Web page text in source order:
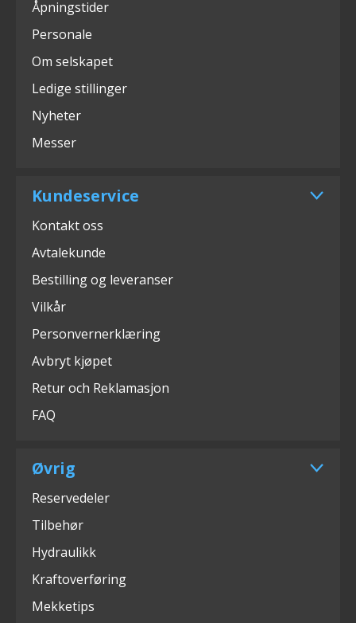
Åpningstider
Personale
Om selskapet
Ledige stillinger
Nyheter
Messer
Kundeservice
Kontakt oss
Avtalekunde
Bestilling og leveranser
Vilkår
Personvernerklæring
Avbryt kjøpet
Retur och Reklamasjon
FAQ
Øvrig
Reservedeler
Tilbehør
Hydraulikk
Kraftoverføring
Mekketips